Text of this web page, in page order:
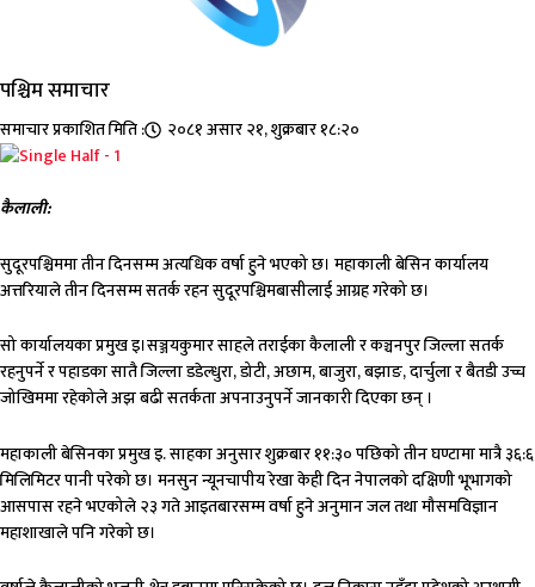
पश्चिम समाचार
समाचार प्रकाशित मिति : २०८१ असार २१, शुक्रबार १८:२०
कैलाली:
सुदूरपश्चिममा तीन दिनसम्म अत्यधिक वर्षा हुने भएको छ। महाकाली बेसिन कार्यालय
अत्तरियाले तीन दिनसम्म सतर्क रहन सुदूरपश्चिमबासीलाई आग्रह गरेको छ।
सो कार्यालयका प्रमुख इ।सञ्जयकुमार साहले तराईका कैलाली र कञ्चनपुर जिल्ला सतर्क
रहनुपर्ने र पहाडका सातै जिल्ला डडेल्धुरा, डोटी, अछाम, बाजुरा, बझाङ, दार्चुला र बैतडी उच्च
जोखिममा रहेकोले अझ बढी सतर्कता अपनाउनुपर्ने जानकारी दिएका छन् ।
महाकाली बेसिनका प्रमुख इ. साहका अनुसार शुक्रबार ११:३० पछिको तीन घण्टामा मात्रै ३६:६
मिलिमिटर पानी परेको छ। मनसुन न्यूनचापीय रेखा केही दिन नेपालको दक्षिणी भूभागको
आसपास रहने भएकोले २३ गते आइतबारसम्म वर्षा हुने अनुमान जल तथा मौसमविज्ञान
महाशाखाले पनि गरेको छ।